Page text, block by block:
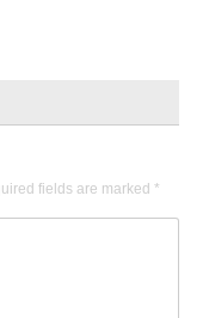
fields are marked *